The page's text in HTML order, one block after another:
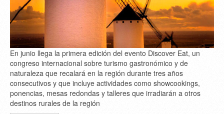
En junio llega la primera edición del evento Discover Eat, un
congreso internacional sobre turismo gastronómico y de
naturaleza que recalará en la región durante tres años
consecutivos y que incluye actividades como showcookings,
ponencias, mesas redondas y talleres que irradiarán a otros
destinos rurales de la región